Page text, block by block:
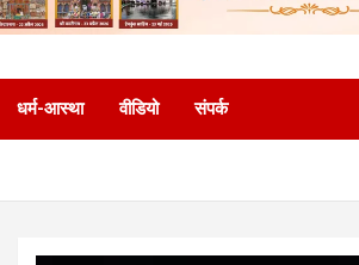
धर्म-आस्था वीडियो संपर्क